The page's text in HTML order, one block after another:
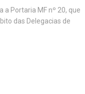
a Portaria MF nº 20, que
das Delegacias de